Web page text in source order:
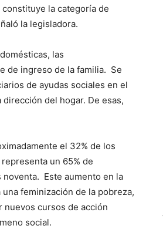
la categoría de
la legisladora.
las
de ingreso de la familia. Se
de ayudas sociales en el
del hogar. De esas,
el 32% de los
un 65% de
Este aumento en la
feminización de la pobreza,
cursos de acción
social.